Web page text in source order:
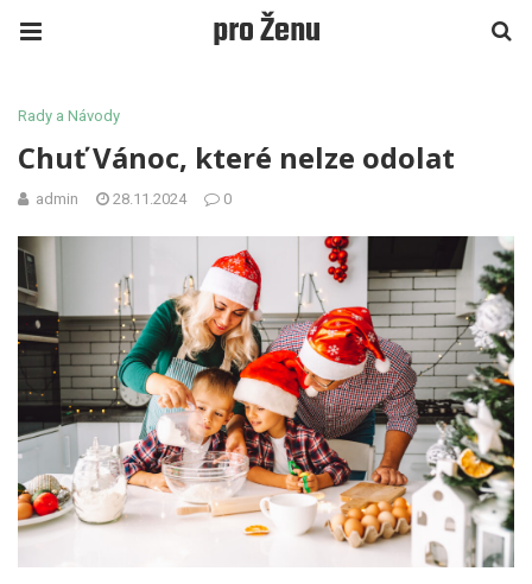
pro Ženu
Rady a Návody
Chuť Vánoc, které nelze odolat
admin 28.11.2024 0